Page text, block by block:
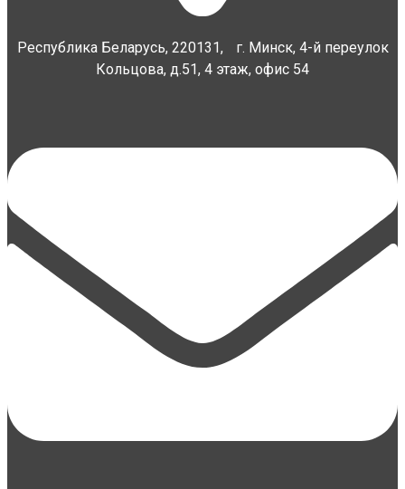
Республика Беларусь, 220131, г. Минск, 4-й переулок
Кольцова, д.51, 4 этаж, офис 54